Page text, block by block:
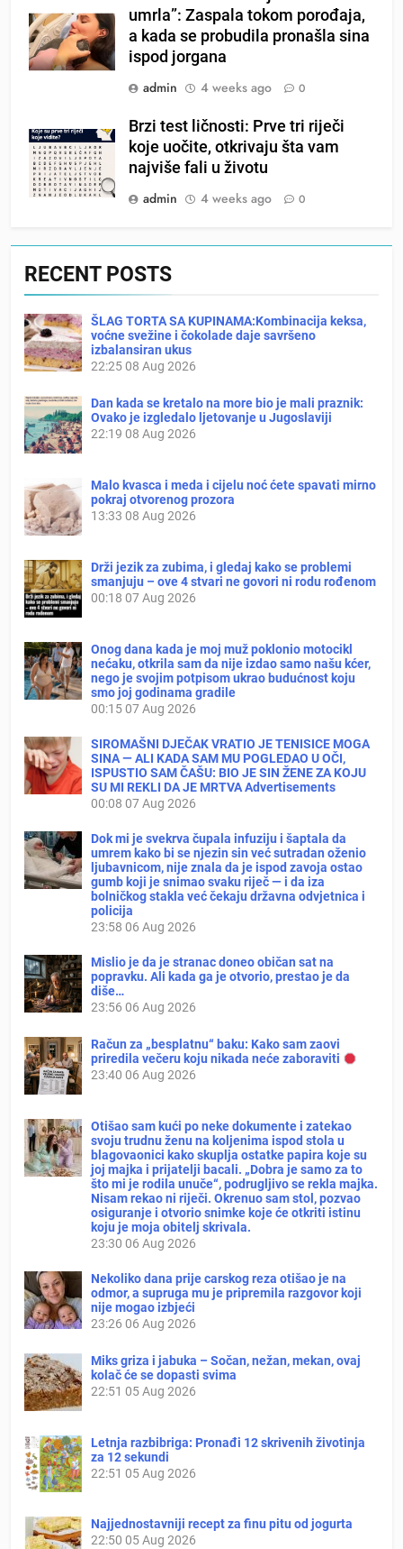
umrla”: Zaspala tokom porođaja,
a kada se probudila pronašla sina
ispod jorgana
admin
4 weeks ago 0
Brzi test ličnosti: Prve tri riječi
koje uočite, otkrivaju šta vam
najviše fali u životu
admin
4 weeks ago 0
RECENT POSTS
ŠLAG TORTA SA KUPINAMA:Kombinacija keksa,
voćne svežine i čokolade daje savršeno
izbalansiran ukus
22:2508 Aug 2026
Dan kada se kretalo na more bio je mali praznik:
Ovako je izgledalo ljetovanje u Jugoslaviji
22:19 08 Aug 2026
Malo kvasca i meda i cijelu noć ćete spavati mirno
pokraj otvorenog prozora
13:33 08 Aug 2026
Drži jezik za zubima, i gledaj kako se problemi
smanjuju – ove 4 stvari ne govori ni rodu rođenom
00:18 07 Aug 2026
Onog dana kada je moj muž poklonio motocikl
nećaku, otkrila sam da nije izdao samo našu kćer,
nego je svojim potpisom ukrao budućnost koju
smo joj godinama gradile
00:1507 Aug 2026
SIROMAŠNI DJEČAK VRATIO JE TENISICE MOGA
SINA — ALI KADA SAM MU POGLEDAO U OČI,
ISPUSTIO SAM ČAŠU: BIO JE SIN ŽENE ZA KOJU
SU MI REKLI DA JE MRTVA Advertisements
00:08 07 Aug 2026
Dok mi je svekrva čupala infuziju i šaptala da
umrem kako bi se njezin sin već sutradan oženio
ljubavnicom, nije znala da je ispod zavoja ostao
gumb koji je snimao svaku riječ — i da iza
bolničkog stakla već čekaju državna odvjetnica i
policija
23:58 06 Aug 2026
Mislio je da je stranac doneo običan sat na
popravku. Ali kada ga je otvorio, prestao je da
diše…
23:56 06 Aug 2026
Račun za „besplatnu“ baku: Kako sam zaovi
priredila večeru koju nikada neće zaboraviti
23:40 06 Aug 2026
Otišao sam kući po neke dokumente i zatekao
svoju trudnu ženu na koljenima ispod stola u
blagovaonici kako skuplja ostatke papira koje su
joj majka i prijatelji bacali. „Dobra je samo za to
što mi je rodila unuče“, podrugljivo se rekla majka.
Nisam rekao ni riječi. Okrenuo sam stol, pozvao
osiguranje i otvorio snimke koje će otkriti istinu
koju je moja obitelj skrivala.
23:30 06 Aug 2026
Nekoliko dana prije carskog reza otišao je na
odmor, a supruga mu je pripremila razgovor koji
nije mogao izbjeći
23:26 06 Aug 2026
Miks griza i jabuka – Sočan, nežan, mekan, ovaj
kolač će se dopasti svima
22:51 05 Aug 2026
Letnja razbibriga: Pronađi 12 skrivenih životinja
za 12 sekundi
22:51 05 Aug 2026
Najjednostavniji recept za finu pitu od jogurta
22:50 05 Aug 2026